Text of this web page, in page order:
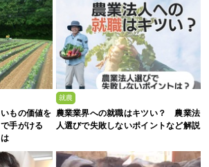
もの価値を
手がける
就農
農業業界への就職はキツい？ 農業法
人選びで失敗しないポイントなど解説